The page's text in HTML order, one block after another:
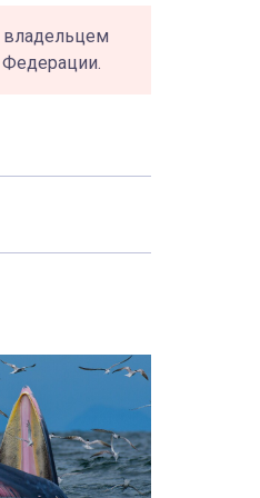
владельцем
Федерации.